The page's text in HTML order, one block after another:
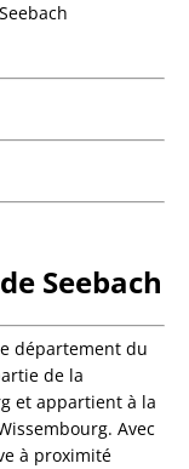
Seebach
département du
de la
et appartient à la
Avec
à proximité